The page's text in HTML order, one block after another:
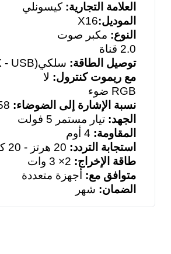
العلامة التجارية:كيسونلي
الموديل:X16
النوع: مكبر صوت
2.0 قناة
توصيل الطاقة: سلكي(AUX - USB)
مع ريموت كنترول: لا
RGB ضوء
نسبة الإشارة إلى الضوضاء: 58
الجهد:تيار مستمر 5 فولت
المقاومة: 4 أوم
استجابة التردد: 20 هرتز - 20 كيلو هرتز
طاقة الإخراج: 2× 3 وات
متوافق مع: أجهزة متعددة
الضمان: شهر